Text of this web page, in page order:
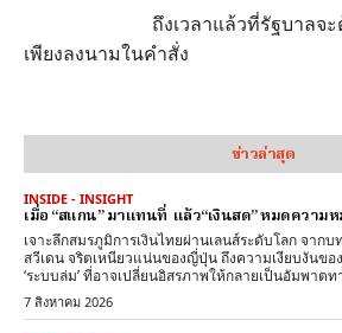
ถึงเวลาแล้วที่รัฐบาลจะต้อง
เพียงลงนามในคำสั่ง
ข่าวล่าสุด
INSIDE - INSIGHT
เมื่อ “สแกน” มาแทนที่ แล้ว“เงินสด” หมดความห
เจาะลึกสมรภูมิการเงินไทยผ่านเลนส์ระดับโลก จากบ
สวีเดน จริตเหนียวแน่นของญี่ปุ่น ถึงความเงียบงันขอ
‘ระบบล่ม’ ที่อาจเปลี่ยนอิสรภาพให้กลายเป็นอัมพาต
7 สิงหาคม 2026